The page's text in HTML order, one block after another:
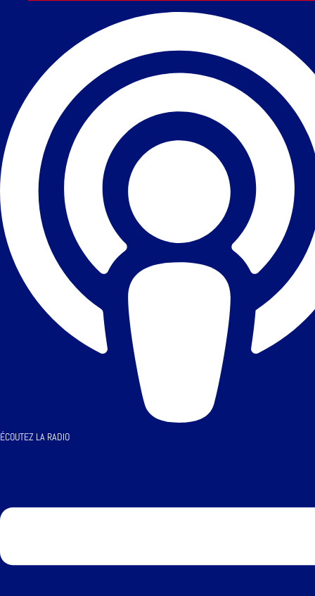
ÉCOUTEZ LA RADIO